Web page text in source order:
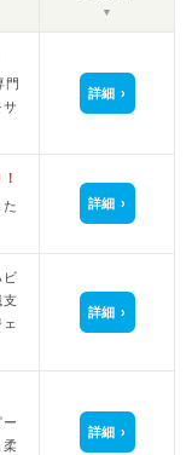
▼
門
詳細
詳細
ビ
詳細
詳細